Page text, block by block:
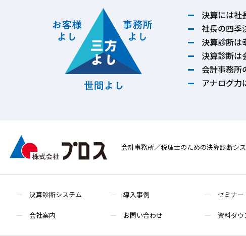
決算には社
社長の四季
決算診断は
決算診断は
会計事務所
アナログ力
会計事務所／税理士のための決算診断シス
決算診断システム 導入事例 セミナー
会社案内 お問い合わせ 資料ダウ